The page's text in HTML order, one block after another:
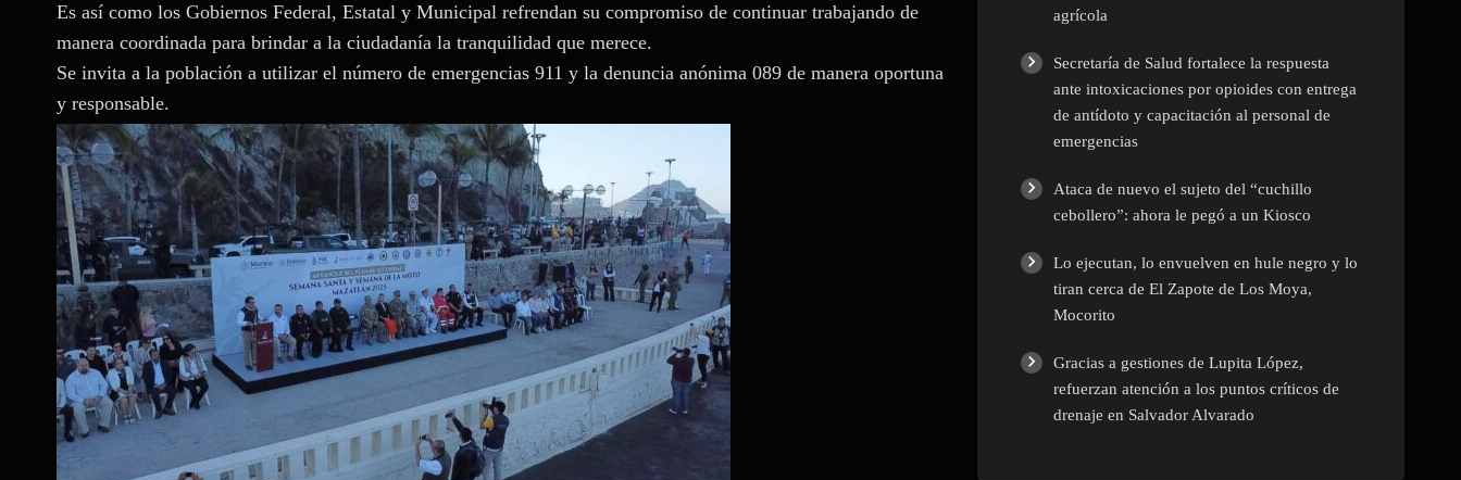
Es así como los Gobiernos Federal, Estatal y Municipal refrendan su compromiso de continuar trabajando de
manera coordinada para brindar a la ciudadanía la tranquilidad que merece.
Se invita a la población a utilizar el número de emergencias 911 y la denuncia anónima 089 de manera oportuna
y responsable.
agrícola
Secretaría de Salud fortalece la respuesta
ante intoxicaciones por opioides con entrega
de antídoto y capacitación al personal de
emergencias
Ataca de nuevo el sujeto del “cuchillo
cebollero”: ahora le pegó a un Kiosco
Lo ejecutan, lo envuelven en hule negro y lo
tiran cerca de El Zapote de Los Moya,
Mocorito
Gracias a gestiones de Lupita López,
refuerzan atención a los puntos críticos de
drenaje en Salvador Alvarado